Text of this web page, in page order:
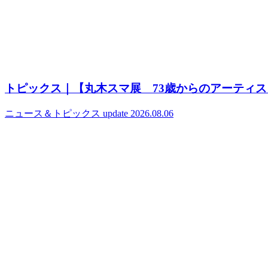
トピックス｜【丸木スマ展 73歳からのアーティ
ニュース＆トピックス update 2026.08.06